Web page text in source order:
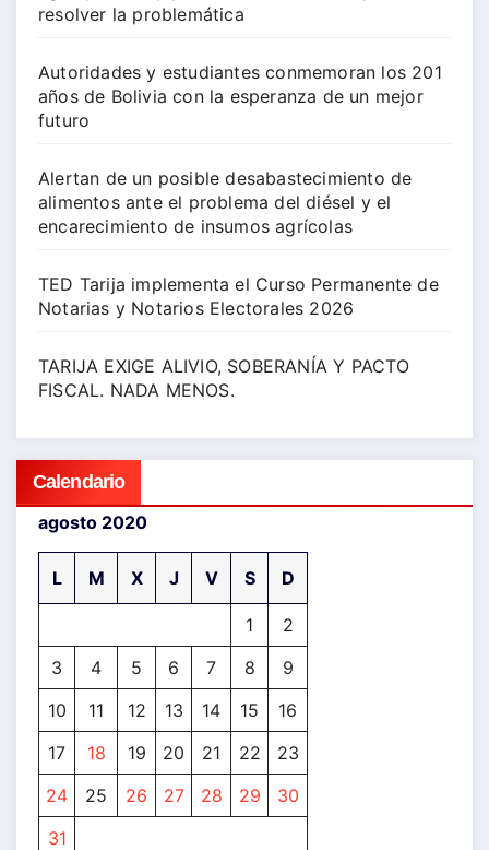
resolver la problemática
Autoridades y estudiantes conmemoran los 201
años de Bolivia con la esperanza de un mejor
futuro
Alertan de un posible desabastecimiento de
alimentos ante el problema del diésel y el
encarecimiento de insumos agrícolas
TED Tarija implementa el Curso Permanente de
Notarias y Notarios Electorales 2026
TARIJA EXIGE ALIVIO, SOBERANÍA Y PACTO
FISCAL. NADA MENOS.
Calendario
agosto 2020
L M X J V S D
1
2
3
4 5 6 7 8
9
10
11 12 13 14 15
16
17
18 19 20 21 22
23
24
25 26 27 28 29
30
31